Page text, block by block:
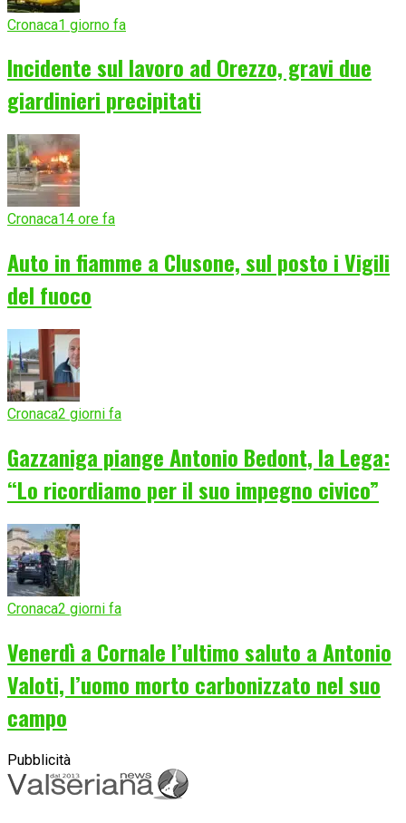
Cronaca1 giorno fa
Incidente sul lavoro ad Orezzo, gravi due
giardinieri precipitati
Cronaca14 ore fa
Auto in fiamme a Clusone, sul posto i Vigili
del fuoco
Cronaca2 giorni fa
Gazzaniga piange Antonio Bedont, la Lega:
“Lo ricordiamo per il suo impegno civico”
Cronaca2 giorni fa
Venerdì a Cornale l’ultimo saluto a Antonio
Valoti, l’uomo morto carbonizzato nel suo
campo
Pubblicità